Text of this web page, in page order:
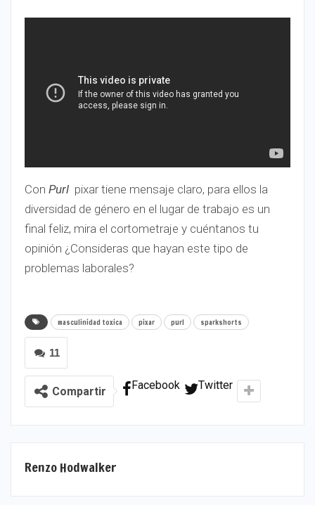
Con Purl pixar tiene mensaje claro, para ellos la
diversidad de género en el lugar de trabajo es un
final feliz, mira el cortometraje y cuéntanos tu
opinión ¿Consideras que hayan este tipo de
problemas laborales?
masculinidad toxica pixar purl sparkshorts
11
Compartir Facebook Twitter
Renzo Hodwalker